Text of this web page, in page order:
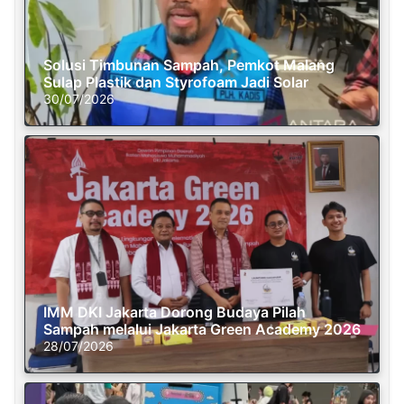
Solusi Timbunan Sampah, Pemkot Malang
Sulap Plastik dan Styrofoam Jadi Solar
30/07/2026
IMM DKI Jakarta Dorong Budaya Pilah
Sampah melalui Jakarta Green Academy 2026
28/07/2026